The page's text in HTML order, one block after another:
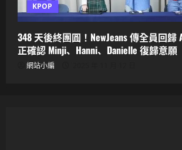
KPOP
348 天後終團圓！NewJeans 傳全員回歸
正確認 Minji、Hanni、Danielle 復歸意願
網站小編